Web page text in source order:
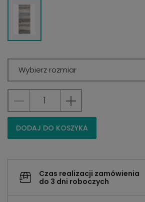
Wybierz rozmiar
DODAJ DO KOSZYKA
Czas realizacji zamówienia
do 3 dni roboczych